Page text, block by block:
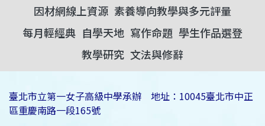
因材網線上資源 素養導向教學與多元評量
每月輕經典 自學天地 寫作命題 學生作品選登
教學研究 文法與修辭
臺北市立第一女子高級中學承辦 地址：10045臺北市中正
區重慶南路一段165號